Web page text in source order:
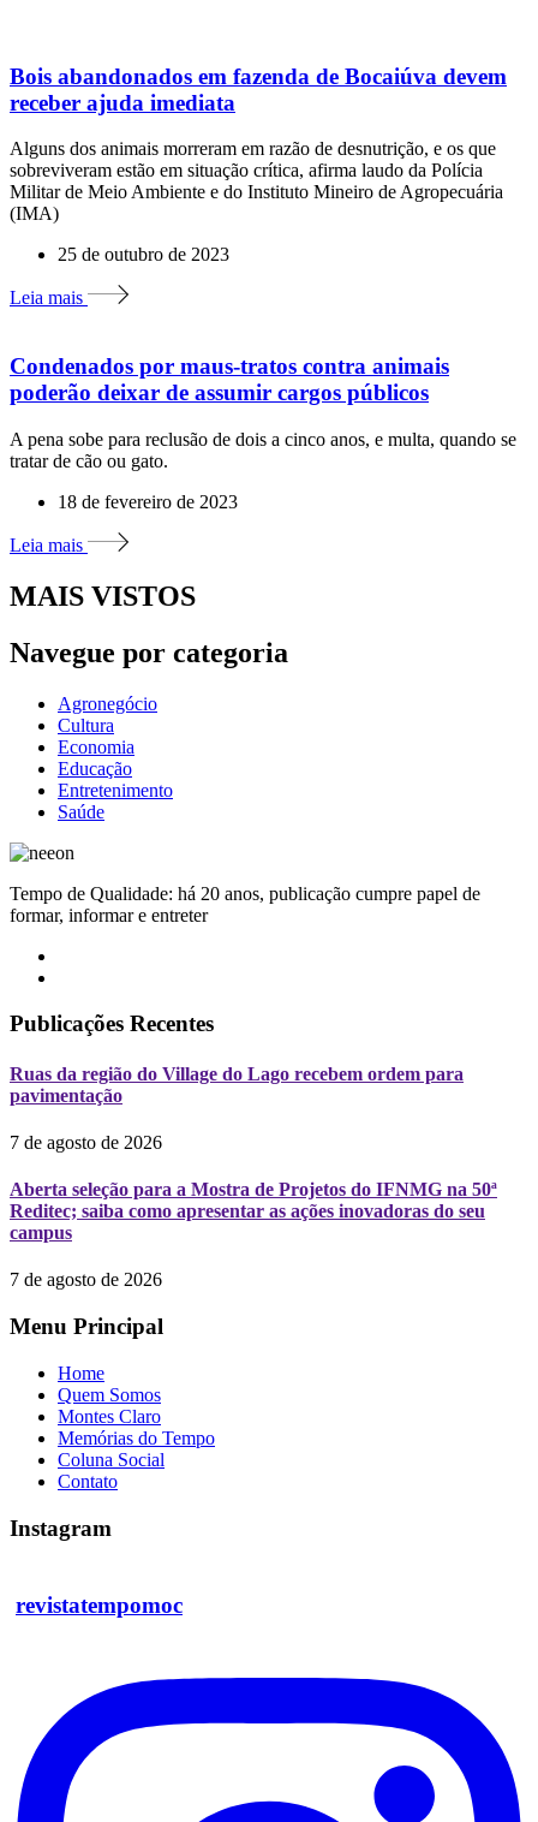
Bois abandonados em fazenda de Bocaiúva devem
receber ajuda imediata
Alguns dos animais morreram em razão de desnutrição, e os que
sobreviveram estão em situação crítica, afirma laudo da Polícia
Militar de Meio Ambiente e do Instituto Mineiro de Agropecuária
(IMA)
25 de outubro de 2023
Leia mais
Condenados por maus-tratos contra animais
poderão deixar de assumir cargos públicos
A pena sobe para reclusão de dois a cinco anos, e multa, quando se
tratar de cão ou gato.
18 de fevereiro de 2023
Leia mais
MAIS VISTOS
Navegue por categoria
Agronegócio
Cultura
Economia
Educação
Entretenimento
Saúde
Tempo de Qualidade: há 20 anos, publicação cumpre papel de
formar, informar e entreter
Publicações Recentes
Ruas da região do Village do Lago recebem ordem para
pavimentação
7 de agosto de 2026
Aberta seleção para a Mostra de Projetos do IFNMG na 50ª
Reditec; saiba como apresentar as ações inovadoras do seu
campus
7 de agosto de 2026
Menu Principal
Home
Quem Somos
Montes Claro
Memórias do Tempo
Coluna Social
Contato
Instagram
revistatempomoc